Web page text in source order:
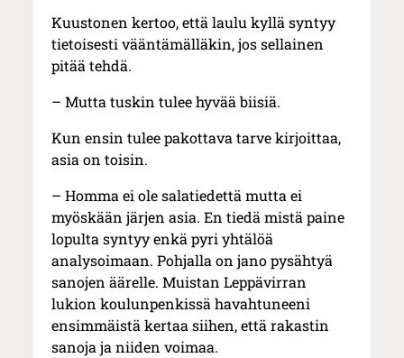
Kuustonen kertoo, että laulu kyllä syntyy
tietoisesti vääntämälläkin, jos sellainen
pitää tehdä.
– Mutta tuskin tulee hyvää biisiä.
Kun ensin tulee pakottava tarve kirjoittaa,
asia on toisin.
– Homma ei ole salatiedettä mutta ei
myöskään järjen asia. En tiedä mistä paine
lopulta syntyy enkä pyri yhtälöä
analysoimaan. Pohjalla on jano pysähtyä
sanojen äärelle. Muistan Leppävirran
lukion koulunpenkissä havahtuneeni
ensimmäistä kertaa siihen, että rakastin
sanoja ja niiden voimaa.